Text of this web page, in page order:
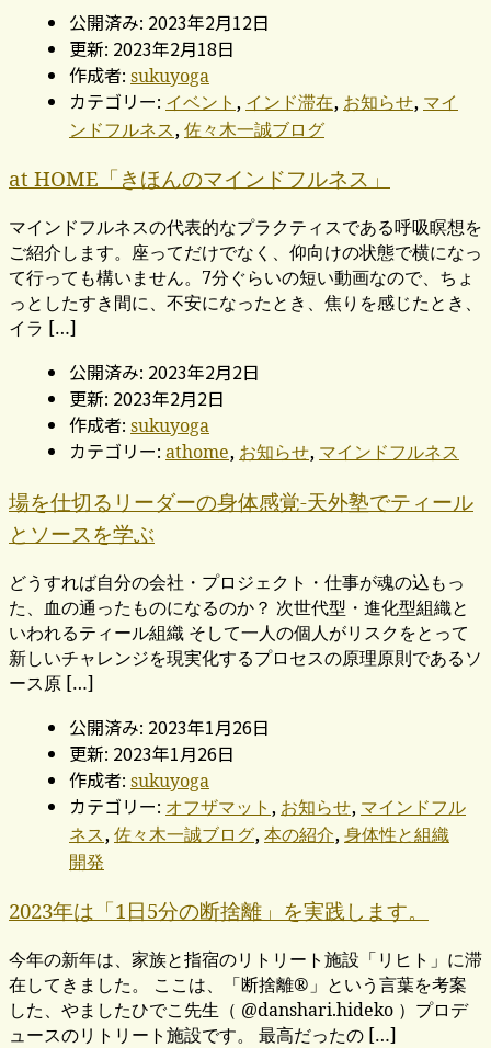
公開済み: 2023年2月12日
更新: 2023年2月18日
作成者: sukuyoga
カテゴリー: イベント , インド滞在, お知らせ, マイ
ンドフルネス, 佐々木一誠ブログ
at HOME「きほんのマインドフルネス」
マインドフルネスの代表的なプラクティスである呼吸瞑想を
ご紹介します。座ってだけでなく、仰向けの状態で横になっ
て行っても構いません。7分ぐらいの短い動画なので、ちょ
っとしたすき間に、不安になったとき、焦りを感じたとき、
イラ […]
公開済み: 2023年2月2日
更新: 2023年2月2日
作成者: sukuyoga
カテゴリー: athome, お知らせ, マインドフルネス
場を仕切るリーダーの身体感覚-天外塾でティール
とソースを学ぶ
どうすれば自分の会社・プロジェクト・仕事が魂の込もっ
た、血の通ったものになるのか？ 次世代型・進化型組織と
いわれるティール組織 そして一人の個人がリスクをとって
新しいチャレンジを現実化するプロセスの原理原則であるソ
ース原 […]
公開済み: 2023年1月26日
更新: 2023年1月26日
作成者: sukuyoga
カテゴリー: オフザマット , お知らせ, マインドフル
ネス, 佐々木一誠ブログ, 本の紹介, 身体性と組織
開発
2023年は「1日5分の断捨離」を実践します。
今年の新年は、家族と指宿のリトリート施設「リヒト」に滞
在してきました。 ここは、「断捨離®」という言葉を考案
した、やましたひでこ先生（ @danshari.hideko ）プロデ
ュースのリトリート施設です。 最高だったの […]